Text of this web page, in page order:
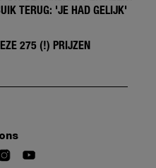
TERUG: 'JE HAD GELIJK'
275 (!) PRIJZEN